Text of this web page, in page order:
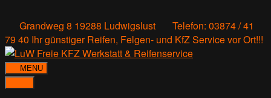
Grandweg 8 19288 Ludwigslust
Telefon: 03874 / 41
79 40 Ihr günstiger Reifen, Felgen- und KfZ Service vor Ort!!!
MENU